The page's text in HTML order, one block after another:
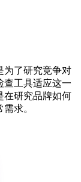
为了研究竞争对
查工具适应这一
在研究品牌如何
求。